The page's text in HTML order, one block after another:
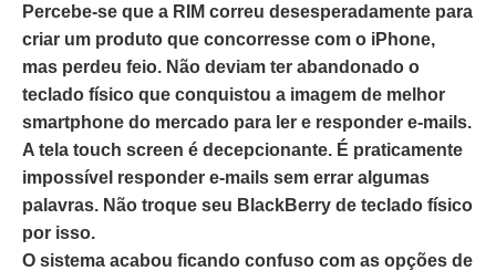
Percebe-se que a RIM correu desesperadamente para
criar um produto que concorresse com o iPhone,
mas perdeu feio. Não deviam ter abandonado o
teclado físico que conquistou a imagem de melhor
smartphone do mercado para ler e responder e-mails.
A tela touch screen é decepcionante. É praticamente
impossível responder e-mails sem errar algumas
palavras. Não troque seu BlackBerry de teclado físico
por isso.
O sistema acabou ficando confuso com as opções de